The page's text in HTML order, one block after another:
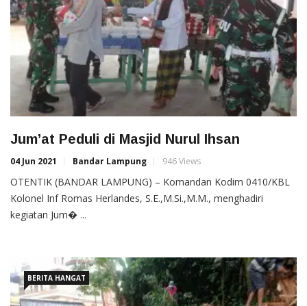
Jum’at Peduli di Masjid Nurul Ihsan
04 Jun 2021 Bandar Lampung 946 Views
OTENTIK (BANDAR LAMPUNG) – Komandan Kodim 0410/KBL
Kolonel Inf Romas Herlandes, S.E.,M.Si.,M.M., menghadiri
kegiatan Jum� ...
BERITA HANGAT